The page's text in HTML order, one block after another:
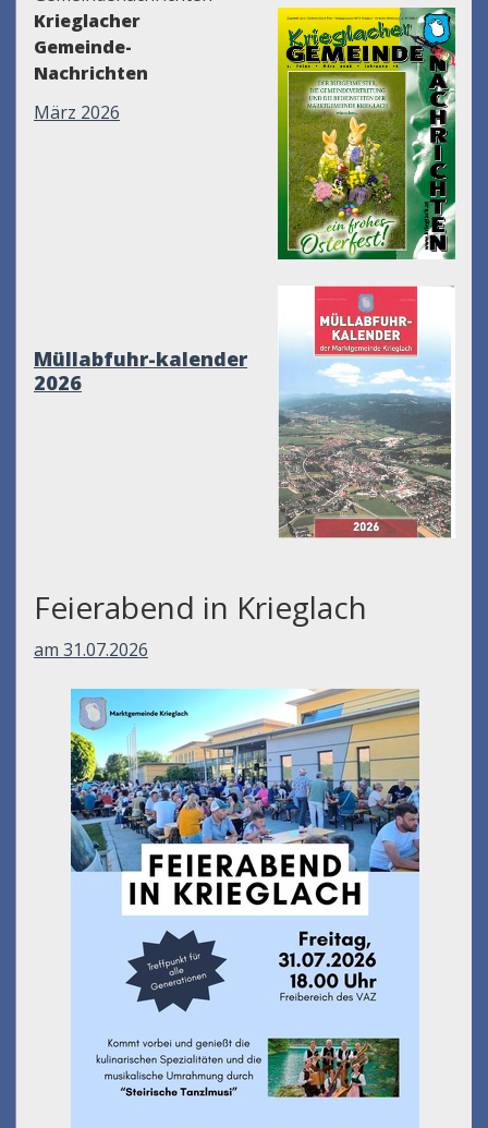
Krieglacher
Gemeinde-
Nachrichten
März 2026
Müllabfuhr-kalender
2026
Feierabend in Krieglach
am 31.07.2026